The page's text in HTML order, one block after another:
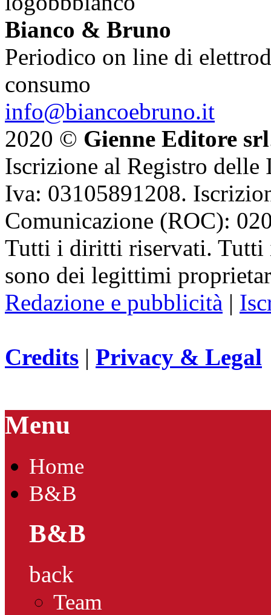
Bianco & Bruno
Periodico on line di
consumo
info@biancoebruno.it
2020 © Gienne Editore srl
Iscrizione al Registro delle
Iva: 03105891208.
Comunicazione (ROC):
Tutti i diritti riservati. Tutti
sono dei legittimi
Redazione e pubblicità |
Credits | Privacy & Legal
Menu
Home
B&B
B&B
back
Team